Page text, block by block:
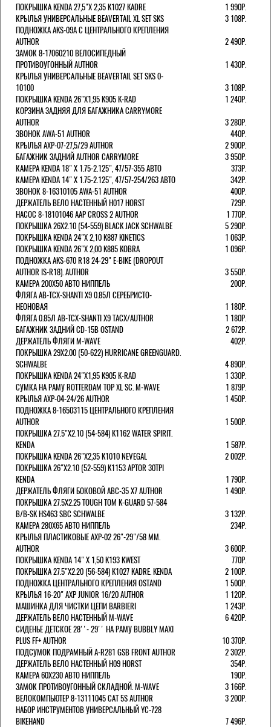
ПОКРЫШКА KENDA 27,5"Х 2,35 K1027 KADRE
1 990Р.
КРЫЛЬЯ УНИВЕРСАЛЬНЫЕ BEAVERTAIL XL SET SKS
3 108Р.
ПОДНОЖКА AKS-09A C ЦЕНТРАЛЬНОГО КРЕПЛЕНИЯ
AUTHOR
2 490Р.
ЗАМОК 8-17060210 ВЕЛОСИПЕДНЫЙ
ПРОТИВОУГОННЫЙ AUTHOR
1 430Р.
КРЫЛЬЯ УНИВЕРСАЛЬНЫЕ BEAVERTAIL SET SKS 0-
10100
3 108Р.
ПОКРЫШКА KENDA 26"Х1,95 K905 K-RAD
1 240Р.
КОРЗИНА ЗАДНЯЯ ДЛЯ БАГАЖНИКА CARRYMORE
AUTHOR
3 280Р.
ЗВОНОК AWA-51 AUTHOR
440Р.
КРЫЛЬЯ AXP-07-27,5/29 AUTHOR
2 900Р.
БАГАЖНИК ЗАДНИЙ AUTHOR CARRYMORE
3 950Р.
КАМЕРА KENDA 18" Х 1.75-2.125", 47/57-355 АВТО
373Р.
КАМЕРА KENDA 14" Х 1.75-2.125", 47/57-254/263 АВТО
342Р.
ЗВОНОК 8-16310105 AWA-51 AUTHOR
400Р.
ДЕРЖАТЕЛЬ ВЕЛО НАСТЕННЫЙ H017 HORST
729Р.
НАСОС 8-18101046 AAP CROSS 2 AUTHOR
1 770Р.
ПОКРЫШКА 26X2.10 (54-559) BLACK JACK SCHWALBE
5 290Р.
ПОКРЫШКА KENDA 24"Х 2,10 K887 KINETICS
1 063Р.
ПОКРЫШКА KENDA 26"Х 2,00 K885 KOBRA
1 096Р.
ПОДНОЖКА AKS-670 R18 24-29" E-BIKE (DROPOUT
AUTHOR IS-R18). AUTHOR
3 550Р.
КАМЕРА 200Х50 АВТО НИППЕЛЬ
200Р.
ФЛЯГА AB-TCX-SHANTI X9 0.85Л СЕРЕБРИСТО-
НЕОНОВАЯ
1 180Р.
ФЛЯГА 0.85Л AB-TCX-SHANTI X9 TACX/AUTHOR
1 180Р.
БАГАЖНИК ЗАДНИЙ CD-15B OSTAND
2 672Р.
ДЕРЖАТЕЛЬ ФЛЯГИ M-WAVE
402Р.
ПОКРЫШКА 29X2.00 (50-622) HURRICANE GREENGUARD.
SCHWALBE
4 890Р.
ПОКРЫШКА KENDA 24"Х1,95 K905 K-RAD
1 330Р.
СУМКА НА РАМУ ROTTERDAM TOP XL SC. M-WAVE
1 879Р.
КРЫЛЬЯ AXP-04-24/26 AUTHOR
1 450Р.
ПОДНОЖКА 8-16503115 ЦЕНТРАЛЬНОГО КРЕПЛЕНИЯ
AUTHOR
1 500Р.
ПОКРЫШКА 27.5"Х2.10 (54-584) K1162 WATER SPIRIT.
KENDA
1 587Р.
ПОКРЫШКА KENDA 26"Х2,35 K1010 NEVEGAL
2 002Р.
ПОКРЫШКА 26"Х2.10 (52-559) K1153 APTOR 30TPI
KENDA
1 790Р.
ДЕРЖАТЕЛЬ ФЛЯГИ БОКОВОЙ ABC-35 X7 AUTHOR
1 490Р.
ПОКРЫШКА 27.5X2.25 TOUGH TOM K-GUARD 57-584
B/B-SK HS463 SBC SCHWALBE
3 132Р.
КАМЕРА 280Х65 АВТО НИППЕЛЬ
234Р.
КРЫЛЬЯ ПЛАСТИКОВЫЕ AXP-02 26"-29"/58 ММ.
AUTHOR
3 600Р.
ПОКРЫШКА KENDA 14" Х 1,50 K193 KWEST
770Р.
ПОКРЫШКА 27.5"Х2.20 (56-584) K1027 KADRE. KENDA
2 100Р.
ПОДНОЖКА ЦЕНТРАЛЬНОГО КРЕПЛЕНИЯ OSTAND
1 500Р.
КРЫЛЬЯ 16-20" AXP JUNIOR 16/20 AUTHOR
1 120Р.
МАШИНКА ДЛЯ ЧИСТКИ ЦЕПИ BARBIERI
1 243Р.
ДЕРЖАТЕЛЬ ВЕЛО НАСТЕННЫЙ M-WAVE
6 420Р.
СИДЕНЬЕ ДЕТСКОЕ 28''- 29'' НА РАМУ BUBBLY MAXI
PLUS FF+ AUTHOR
10 370Р.
ПОДСУМОК ПОДРАМНЫЙ A-R281 GSB FRONT AUTHOR
2 302Р.
ДЕРЖАТЕЛЬ ВЕЛО НАСТЕННЫЙ H09 HORST
354Р.
КАМЕРА 60X230 АВТО НИППЕЛЬ
190Р.
ЗАМОК ПРОТИВОУГОННЫЙ СКЛАДНОЙ. M-WAVE
3 166Р.
ВЕЛОКОМПЬЮТЕР 8-13111045 CAT 5S AUTHOR
3 200Р.
НАБОР ИНСТРУМЕНТОВ УНИВЕРСАЛЬНЫЙ YC-728
BIKEHAND
7 496Р.